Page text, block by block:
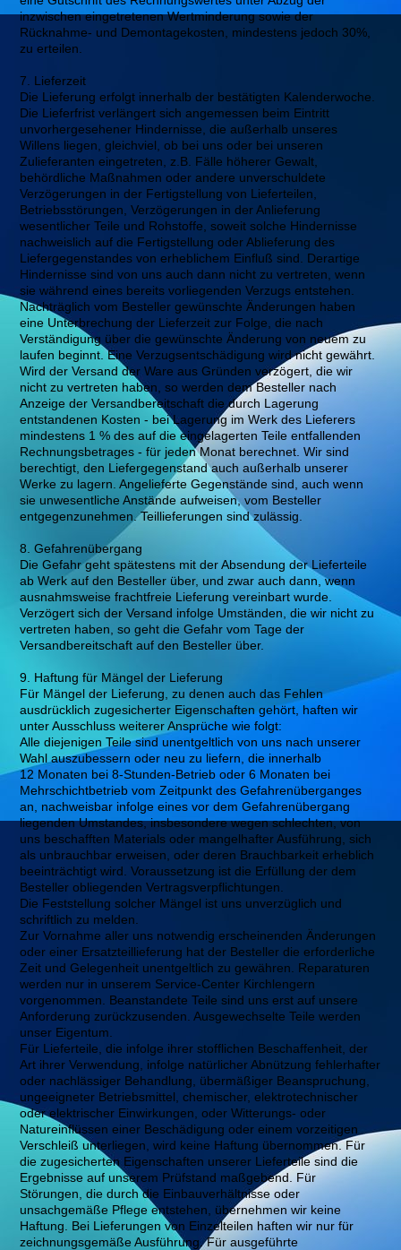
inzwischen eingetretenen Wertminderung sowie der
Rücknahme- und Demontagekosten, mindestens jedoch 30%,
zu erteilen.
7. Lieferzeit
Die Lieferung erfolgt innerhalb der bestätigten Kalenderwoche.
Die Lieferfrist verlängert sich angemessen beim Eintritt
unvorhergesehener Hindernisse, die außerhalb unseres
Willens liegen, gleichviel, ob bei uns oder bei unseren
Zulieferanten eingetreten, z.B. Fälle höherer Gewalt,
behördliche Maßnahmen oder andere unverschuldete
Verzögerungen in der Fertigstellung von Lieferteilen,
Betriebsstörungen, Verzögerungen in der Anlieferung
wesentlicher Teile und Rohstoffe, soweit solche Hindernisse
nachweislich auf die Fertigstellung oder Ablieferung des
Liefergegenstandes von erheblichem Einfluß sind. Derartige
Hindernisse sind von uns auch dann nicht zu vertreten, wenn
sie während eines bereits vorliegenden Verzugs entstehen.
Nachträglich vom Besteller gewünschte Änderungen haben
eine Unterbrechung der Lieferzeit zur Folge, die nach
Verständigung über die gewünschte Änderung von neuem zu
laufen beginnt. Eine Verzugsentschädigung wird nicht gewährt.
Wird der Versand der Ware aus Gründen verzögert, die wir
nicht zu vertreten haben, so werden dem Besteller nach
Anzeige der Versandbereitschaft die durch Lagerung
entstandenen Kosten - bei Lagerung im Werk des Lieferers
mindestens 1 % des auf die eingelagerten Teile entfallenden
Rechnungsbetrages - für jeden Monat berechnet. Wir sind
berechtigt, den Liefergegenstand auch außerhalb unserer
Werke zu lagern. Angelieferte Gegenstände sind, auch wenn
sie unwesentliche Anstände aufweisen, vom Besteller
entgegenzunehmen. Teillieferungen sind zulässig.
8. Gefahrenübergang
Die Gefahr geht spätestens mit der Absendung der Lieferteile
ab Werk auf den Besteller über, und zwar auch dann, wenn
ausnahmsweise frachtfreie Lieferung vereinbart wurde.
Verzögert sich der Versand infolge Umständen, die wir nicht zu
vertreten haben, so geht die Gefahr vom Tage der
Versandbereitschaft auf den Besteller über.
9. Haftung für Mängel der Lieferung
Für Mängel der Lieferung, zu denen auch das Fehlen
ausdrücklich zugesicherter Eigenschaften gehört, haften wir
unter Ausschluss weiterer Ansprüche wie folgt:
Alle diejenigen Teile sind unentgeltlich von uns nach unserer
Wahl auszubessern oder neu zu liefern, die innerhalb
12 Monaten bei 8-Stunden-Betrieb oder 6 Monaten bei
Mehrschichtbetrieb vom Zeitpunkt des Gefahrenüberganges
an, nachweisbar infolge eines vor dem Gefahrenübergang
liegenden Umstandes, insbesondere wegen schlechten, von
uns beschafften Materials oder mangelhafter Ausführung, sich
als unbrauchbar erweisen, oder deren Brauchbarkeit erheblich
beeinträchtigt wird. Voraussetzung ist die Erfüllung der dem
Besteller obliegenden Vertragsverpflichtungen.
Die Feststellung solcher Mängel ist uns unverzüglich und
schriftlich zu melden.
Zur Vornahme aller uns notwendig erscheinenden Änderungen
oder einer Ersatzteillieferung hat der Besteller die erforderliche
Zeit und Gelegenheit unentgeltlich zu gewähren. Reparaturen
werden nur in unserem Service-Center Kirchlengern
vorgenommen. Beanstandete Teile sind uns erst auf unsere
Anforderung zurückzusenden. Ausgewechselte Teile werden
unser Eigentum.
Für Lieferteile, die infolge ihrer stofflichen Beschaffenheit, der
Art ihrer Verwendung, infolge natürlicher Abnützung fehlerhafter
oder nachlässiger Behandlung, übermäßiger Beanspruchung,
ungeeigneter Betriebsmittel, chemischer, elektrotechnischer
oder elektrischer Einwirkungen, oder Witterungs- oder
Natureinflüssen einer Beschädigung oder einem vorzeitigen
Verschleiß unterliegen, wird keine Haftung übernommen. Für
die zugesicherten Eigenschaften unserer Lieferteile sind die
Ergebnisse auf unserem Prüfstand maßgebend. Für
Störungen, die durch die Einbauverhältnisse oder
unsachgemäße Pflege entstehen, übernehmen wir keine
Haftung. Bei Lieferungen von Einzelteilen haften wir nur für
zeichnungsgemäße Ausführung. Für ausgeführte